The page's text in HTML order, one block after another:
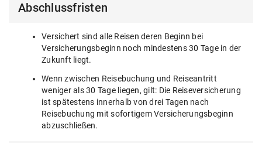
Abschlussfristen
Versichert sind alle Reisen deren Beginn bei
Versicherungsbeginn noch mindestens 30 Tage in der
Zukunft liegt.
Wenn zwischen Reisebuchung und Reiseantritt
weniger als 30 Tage liegen, gilt: Die Reiseversicherung
ist spätestens innerhalb von drei Tagen nach
Reisebuchung mit sofortigem Versicherungsbeginn
abzuschließen.